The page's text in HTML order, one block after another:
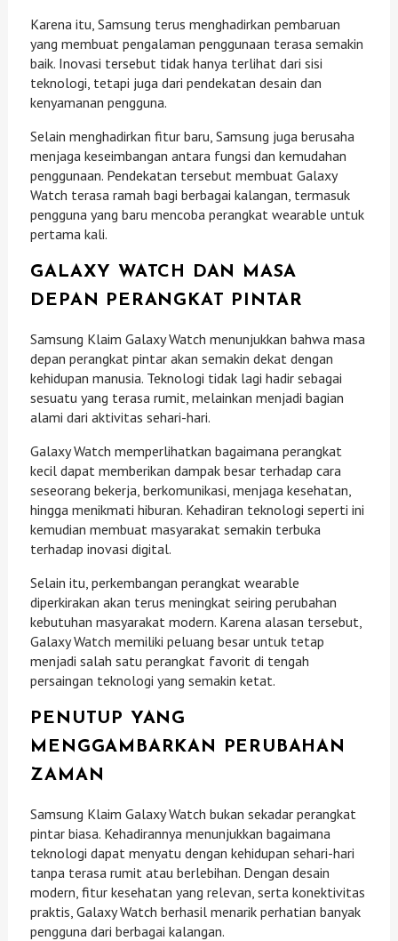
Karena itu, Samsung terus menghadirkan pembaruan
yang membuat pengalaman penggunaan terasa semakin
baik. Inovasi tersebut tidak hanya terlihat dari sisi
teknologi, tetapi juga dari pendekatan desain dan
kenyamanan pengguna.
Selain menghadirkan fitur baru, Samsung juga berusaha
menjaga keseimbangan antara fungsi dan kemudahan
penggunaan. Pendekatan tersebut membuat Galaxy
Watch terasa ramah bagi berbagai kalangan, termasuk
pengguna yang baru mencoba perangkat wearable untuk
pertama kali.
GALAXY WATCH DAN MASA
DEPAN PERANGKAT PINTAR
Samsung Klaim Galaxy Watch menunjukkan bahwa masa
depan perangkat pintar akan semakin dekat dengan
kehidupan manusia. Teknologi tidak lagi hadir sebagai
sesuatu yang terasa rumit, melainkan menjadi bagian
alami dari aktivitas sehari-hari.
Galaxy Watch memperlihatkan bagaimana perangkat
kecil dapat memberikan dampak besar terhadap cara
seseorang bekerja, berkomunikasi, menjaga kesehatan,
hingga menikmati hiburan. Kehadiran teknologi seperti ini
kemudian membuat masyarakat semakin terbuka
terhadap inovasi digital.
Selain itu, perkembangan perangkat wearable
diperkirakan akan terus meningkat seiring perubahan
kebutuhan masyarakat modern. Karena alasan tersebut,
Galaxy Watch memiliki peluang besar untuk tetap
menjadi salah satu perangkat favorit di tengah
persaingan teknologi yang semakin ketat.
PENUTUP YANG
MENGGAMBARKAN PERUBAHAN
ZAMAN
Samsung Klaim Galaxy Watch bukan sekadar perangkat
pintar biasa. Kehadirannya menunjukkan bagaimana
teknologi dapat menyatu dengan kehidupan sehari-hari
tanpa terasa rumit atau berlebihan. Dengan desain
modern, fitur kesehatan yang relevan, serta konektivitas
praktis, Galaxy Watch berhasil menarik perhatian banyak
pengguna dari berbagai kalangan.